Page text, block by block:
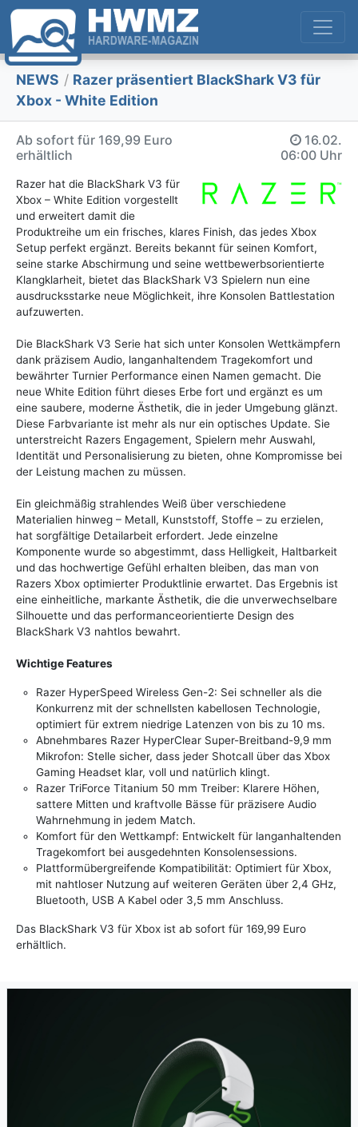
NEWS / Razer präsentiert BlackShark V3 für
Xbox - White Edition
Ab sofort für 169,99 Euro
erhältlich
16.02.
06:00 Uhr
Razer hat die BlackShark V3 für
Xbox – White Edition vorgestellt
und erweitert damit die
Produktreihe um ein frisches, klares Finish, das jedes Xbox
Setup perfekt ergänzt. Bereits bekannt für seinen Komfort,
seine starke Abschirmung und seine wettbewerbsorientierte
Klangklarheit, bietet das BlackShark V3 Spielern nun eine
ausdrucksstarke neue Möglichkeit, ihre Konsolen Battlestation
aufzuwerten.
Die BlackShark V3 Serie hat sich unter Konsolen Wettkämpfern
dank präzisem Audio, langanhaltendem Tragekomfort und
bewährter Turnier Performance einen Namen gemacht. Die
neue White Edition führt dieses Erbe fort und ergänzt es um
eine saubere, moderne Ästhetik, die in jeder Umgebung glänzt.
Diese Farbvariante ist mehr als nur ein optisches Update. Sie
unterstreicht Razers Engagement, Spielern mehr Auswahl,
Identität und Personalisierung zu bieten, ohne Kompromisse bei
der Leistung machen zu müssen.
Ein gleichmäßig strahlendes Weiß über verschiedene
Materialien hinweg – Metall, Kunststoff, Stoffe – zu erzielen,
hat sorgfältige Detailarbeit erfordert. Jede einzelne
Komponente wurde so abgestimmt, dass Helligkeit, Haltbarkeit
und das hochwertige Gefühl erhalten bleiben, das man von
Razers Xbox optimierter Produktlinie erwartet. Das Ergebnis ist
eine einheitliche, markante Ästhetik, die die unverwechselbare
Silhouette und das performanceorientierte Design des
BlackShark V3 nahtlos bewahrt.
Wichtige Features
Razer HyperSpeed Wireless Gen-2: Sei schneller als die
Konkurrenz mit der schnellsten kabellosen Technologie,
optimiert für extrem niedrige Latenzen von bis zu 10 ms.
Abnehmbares Razer HyperClear Super-Breitband-9,9 mm
Mikrofon: Stelle sicher, dass jeder Shotcall über das Xbox
Gaming Headset klar, voll und natürlich klingt.
Razer TriForce Titanium 50 mm Treiber: Klarere Höhen,
sattere Mitten und kraftvolle Bässe für präzisere Audio
Wahrnehmung in jedem Match.
Komfort für den Wettkampf: Entwickelt für langanhaltenden
Tragekomfort bei ausgedehnten Konsolensessions.
Plattformübergreifende Kompatibilität: Optimiert für Xbox,
mit nahtloser Nutzung auf weiteren Geräten über 2,4 GHz,
Bluetooth, USB A Kabel oder 3,5 mm Anschluss.
Das BlackShark V3 für Xbox ist ab sofort für 169,99 Euro
erhältlich.